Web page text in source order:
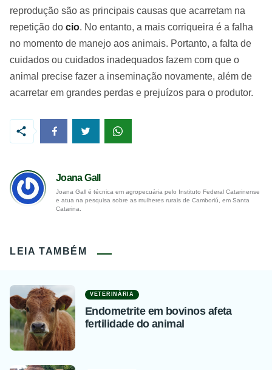
reprodução são as principais causas que acarretam na
repetição do cio. No entanto, a mais corriqueira é a falha
no momento de manejo aos animais. Portanto, a falta de
cuidados ou cuidados inadequados fazem com que o
animal precise fazer a inseminação novamente, além de
acarretar em grandes perdas e prejuízos para o produtor.
Joana Gall
Joana Gall é técnica em agropecuária pelo Instituto Federal Catarinense
e atua na pesquisa sobre as mulheres rurais de Camboriú, em Santa
Catarina.
LEIA TAMBÉM
VETERINÁRIA
Endometrite em bovinos afeta
fertilidade do animal